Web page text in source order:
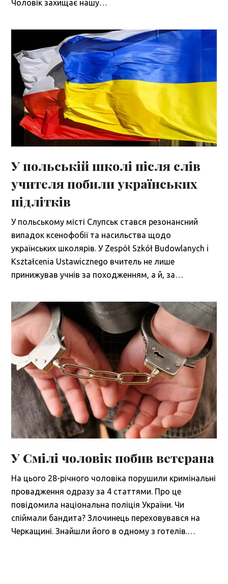
Чоловік захищає нашу…
У польській школі після слів
учителя побили українських
підлітків
У польському місті Слупськ стався резонансний
випадок ксенофобії та насильства щодо
українських школярів. У Zespół Szkół Budowlanych i
Kształcenia Ustawicznego вчитель не лише
принижував учнів за походженням, а й, за…
У Смілі чоловік побив ветерана
На цього 28-річного чоловіка порушили кримінальні
провадження одразу за 4 статтями. Про це
повідомила національна поліція України. Чи
спіймали бандита? Злочинець переховувався на
Черкащині. Знайшли його в одному з готелів.…